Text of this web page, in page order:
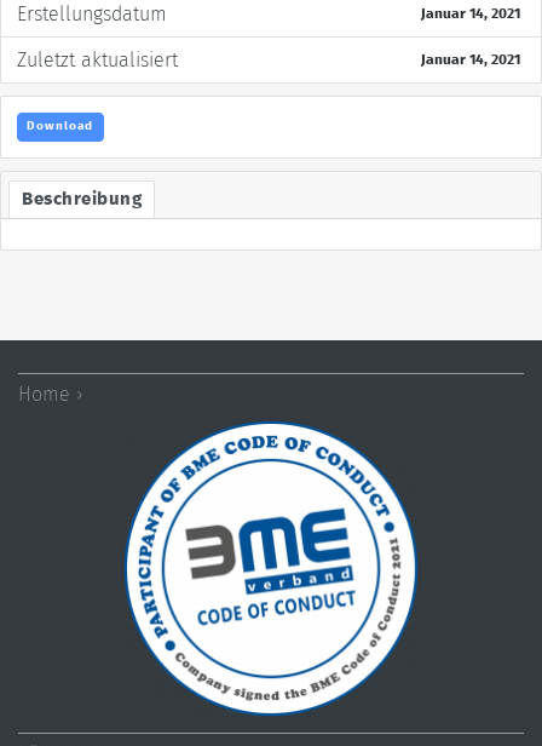
Erstellungsdatum Januar 14, 2021
Zuletzt aktualisiert Januar 14, 2021
Download
Beschreibung
Home ›